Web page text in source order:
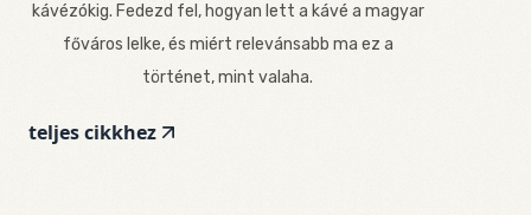
kávézókig. Fedezd fel, hogyan lett a kávé a magyar
főváros lelke, és miért relevánsabb ma ez a
történet, mint valaha.
teljes cikkhez